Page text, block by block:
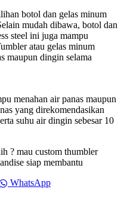
botol dan gelas minum
mudah dibawa, botol dan
steel ini juga mampu
atau gelas minum
maupun dingin selama
menahan air panas maupun
yang direkomendasikan
suhu air dingin sebesar 10
? mau custom thumbler
siap membantu
WhatsApp